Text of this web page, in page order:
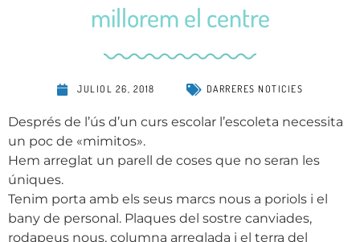
millorem el centre
JULIOL 26, 2018 DARRERES NOTICIES
Després de l’ús d’un curs escolar l’escoleta necessita
un poc de «mimitos».
Hem arreglat un parell de coses que no seran les
úniques.
Tenim porta amb els seus marcs nous a poriols i el
bany de personal. Plaques del sostre canviades,
rodapeus nous, columna arreglada i el terra del